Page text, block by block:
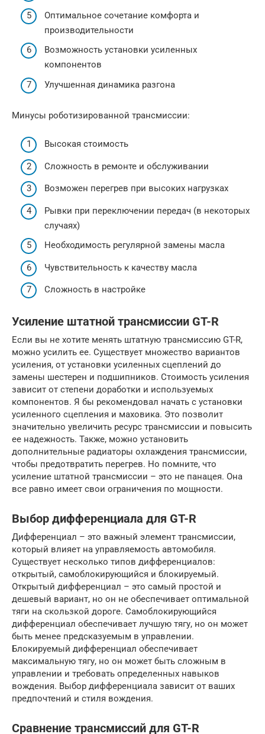
Оптимальное сочетание комфорта и
производительности
Возможность установки усиленных
компонентов
Улучшенная динамика разгона
Минусы роботизированной трансмиссии:
Высокая стоимость
Сложность в ремонте и обслуживании
Возможен перегрев при высоких нагрузках
Рывки при переключении передач (в некоторых
случаях)
Необходимость регулярной замены масла
Чувствительность к качеству масла
Сложность в настройке
Усиление штатной трансмиссии GT-R
Если вы не хотите менять штатную трансмиссию GT-R,
можно усилить ее. Существует множество вариантов
усиления, от установки усиленных сцеплений до
замены шестерен и подшипников. Стоимость усиления
зависит от степени доработки и используемых
компонентов. Я бы рекомендовал начать с установки
усиленного сцепления и маховика. Это позволит
значительно увеличить ресурс трансмиссии и повысить
ее надежность. Также, можно установить
дополнительные радиаторы охлаждения трансмиссии,
чтобы предотвратить перегрев. Но помните, что
усиление штатной трансмиссии – это не панацея. Она
все равно имеет свои ограничения по мощности.
Выбор дифференциала для GT-R
Дифференциал – это важный элемент трансмиссии,
который влияет на управляемость автомобиля.
Существует несколько типов дифференциалов:
открытый, самоблокирующийся и блокируемый.
Открытый дифференциал – это самый простой и
дешевый вариант, но он не обеспечивает оптимальной
тяги на скользкой дороге. Самоблокирующийся
дифференциал обеспечивает лучшую тягу, но он может
быть менее предсказуемым в управлении.
Блокируемый дифференциал обеспечивает
максимальную тягу, но он может быть сложным в
управлении и требовать определенных навыков
вождения. Выбор дифференциала зависит от ваших
предпочтений и стиля вождения.
Сравнение трансмиссий для GT-R